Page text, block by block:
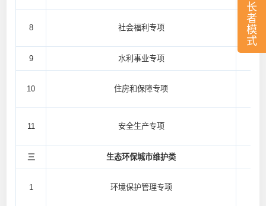
长
者
模
式
8 社会福利专项
9 水利事业专项
10 住房和保障专项
11 安全生产专项
三 生态环保城市维护类
1 环境保护管理专项